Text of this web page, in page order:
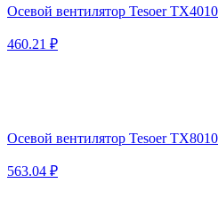
Осевой вентилятор Tesoer
460.21 ₽
Осевой вентилятор Tesoer
563.04 ₽